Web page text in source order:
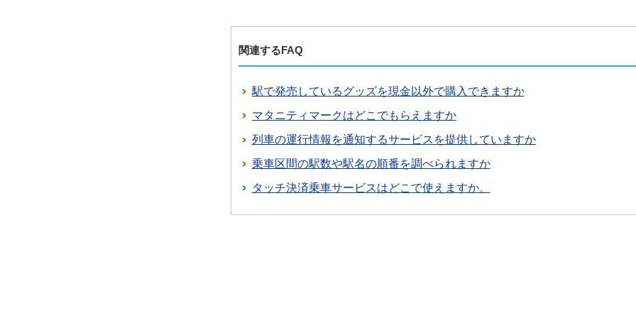
関連するFAQ
駅で発売しているグッズを現金以外で購入できますか
マタニティマークはどこでもらえますか
列車の運行情報を通知するサービスを提供していますか
乗車区間の駅数や駅名の順番を調べられますか
タッチ決済乗車サービスはどこで使えますか。